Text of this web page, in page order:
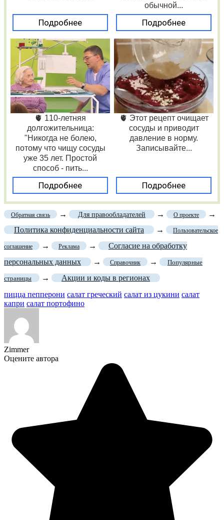
Подробнее
обычной...
Подробнее
🫀 110-летняя
долгожительница:
"Никогда не болею,
потому что чищу сосуды
уже 35 лет. Простой
способ - пить...
Подробнее
🫀 Этот рецепт очищает
сосуды и приводит
давление в норму.
Записывайте...
Подробнее
Обратная связь → Для правообладателей → О проекте
→
Политика конфиденциальности сайта
→ Пользовательское
соглашение → Реклама →
Согласие на обработку
персональных данных
→ Справочник → Популярные
страницы →
Акции и коды в регионах
пицца пепперони салат греческий салат из цукини салат
капри салат портофино
Zimmer
Оцените автора